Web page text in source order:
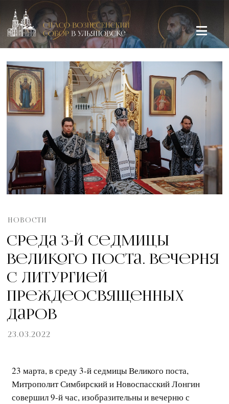
Спасо-Вознесенский кафедральный собор в Ульяновске
НОВОСТИ
Среда 3-й седмицы
Великого поста. Вечерня
с Литургией
Преждеосвященных
Даров
23.03.2022
23 марта, в среду 3-й седмицы Великого поста,
Митрополит Симбирский и Новоспасский Лонгин
совершил 9-й час, изобразительны и вечерню с